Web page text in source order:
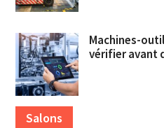
Machines-
vérifier avant
Salons